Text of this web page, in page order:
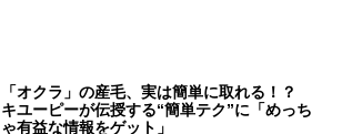
「オクラ」の産毛、実は簡単に取れる！？
キユーピーが伝授する“簡単テク”に「めっち
ゃ有益な情報をゲット」